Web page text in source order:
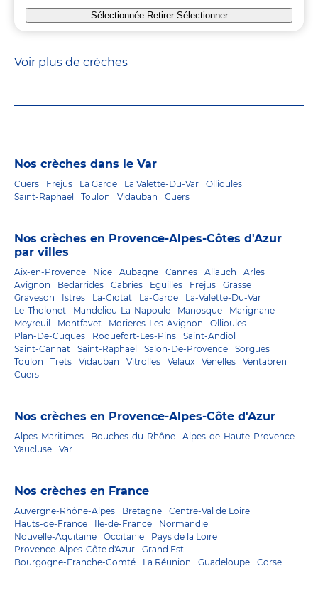
Sélectionnée Retirer Sélectionner
Voir plus de crèches
Nos crèches dans le Var
Cuers Frejus La Garde La Valette-Du-Var
Ollioules
Saint-Raphael
Toulon Vidauban Cuers
Nos crèches en Provence-Alpes-Côtes d'Azur
par villes
Aix-en-Provence Nice Aubagne Cannes Allauch
Arles
Avignon
Bedarrides Cabries Eguilles Frejus
Grasse
Graveson
Istres La-Ciotat La-Garde
La-Valette-Du-Var
Le-Tholonet
Mandelieu-La-Napoule Manosque
Marignane
Meyreuil
Montfavet Morieres-Les-Avignon
Ollioules
Plan-De-Cuques
Roquefort-Les-Pins
Saint-Andiol
Saint-Cannat
Saint-Raphael Salon-De-Provence
Sorgues
Toulon
Trets Vidauban Vitrolles Velaux Venelles
Ventabren
Cuers
Nos crèches en Provence-Alpes-Côte d'Azur
Alpes-Maritimes Bouches-du-Rhône
Alpes-de-Haute-Provence
Vaucluse
Var
Nos crèches en France
Auvergne-Rhône-Alpes Bretagne
Centre-Val de Loire
Hauts-de-France
Ile-de-France
Normandie
Nouvelle-Aquitaine
Occitanie
Pays de la Loire
Provence-Alpes-Côte d'Azur
Grand Est
Bourgogne-Franche-Comté
La Réunion Guadeloupe Corse